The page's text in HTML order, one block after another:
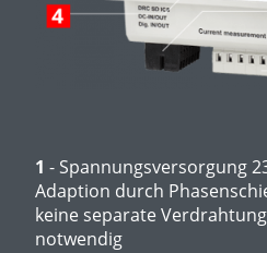
1 - Spannungsversorgung
Adaption durch
keine separate
notwendig